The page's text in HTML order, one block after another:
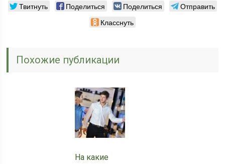
Твитнуть Поделиться Поделиться
Отправить
Класснуть
Похожие публикации
На какие